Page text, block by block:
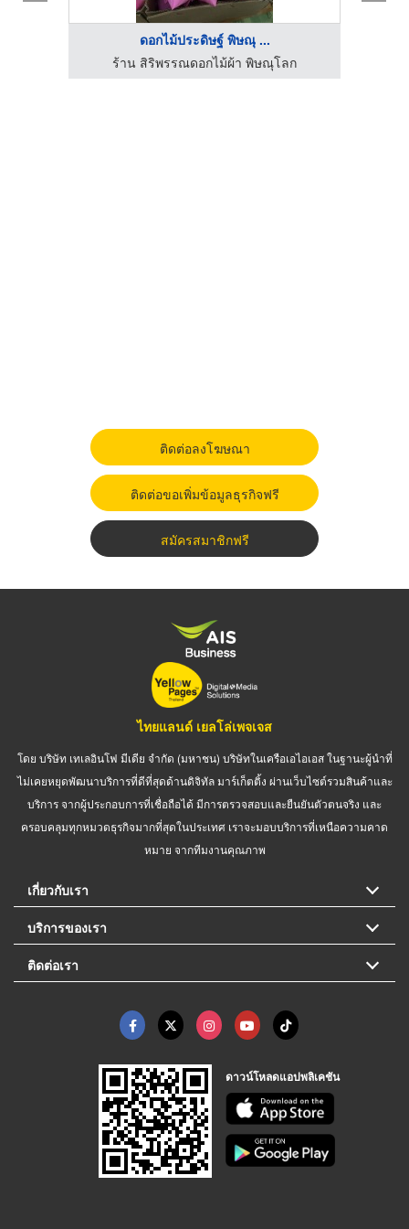
ดอกไม้ประดิษฐ์ พิษณุ ...
ร้าน สิริพรรณดอกไม้ผ้า พิษณุโลก
ติดต่อลงโฆษณา
ติดต่อขอเพิ่มข้อมูลธุรกิจฟรี
สมัครสมาชิกฟรี
ไทยแลนด์ เยลโล่เพจเจส
โดย บริษัท เทเลอินโฟ มีเดีย จำกัด (มหาชน) บริษัทในเครือเอไอเอส ในฐานะผู้นำที่
ไม่เคยหยุดพัฒนาบริการที่ดีที่สุดด้านดิจิทัล มาร์เก็ตติ้ง ผ่านเว็บไซต์รวมสินค้าและ
บริการ จากผู้ประกอบการที่เชื่อถือได้ มีการตรวจสอบและยืนยันตัวตนจริง และ
ครอบคลุมทุกหมวดธุรกิจมากที่สุดในประเทศ เราจะมอบบริการที่เหนือความคาด
หมาย จากทีมงานคุณภาพ
เกี่ยวกับเรา
บริการของเรา
ติดต่อเรา
ดาวน์โหลดแอปพลิเคชัน